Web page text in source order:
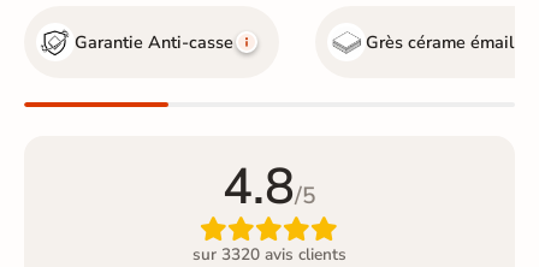
Garantie Anti-casse Grès cérame émaillé
4.8/5

sur 3320 avis clients